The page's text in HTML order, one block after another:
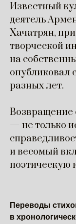
Известный
деятель
Хачатрян,
творческой
на
опубликовал
разных лет.
Возвращение
— не только
и весомый
поэтическую
Переводы
в